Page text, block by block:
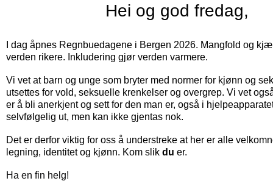
‍Hei og god fredag,
I dag åpnes Regnbuedagene i Bergen 2026. Mangfold og
verden rikere. Inkludering gjør verden varmere.
Vi vet at barn og unge som bryter med normer for kjønn og
utsettes for vold, seksuelle krenkelser og overgrep. Vi vet
er å bli anerkjent og sett for den man er, også i
selvfølgelig ut, men kan ikke gjentas nok.
Det er derfor viktig for oss å understreke at her er alle
legning, identitet og kjønn. Kom slik du er.
Ha en fin helg!